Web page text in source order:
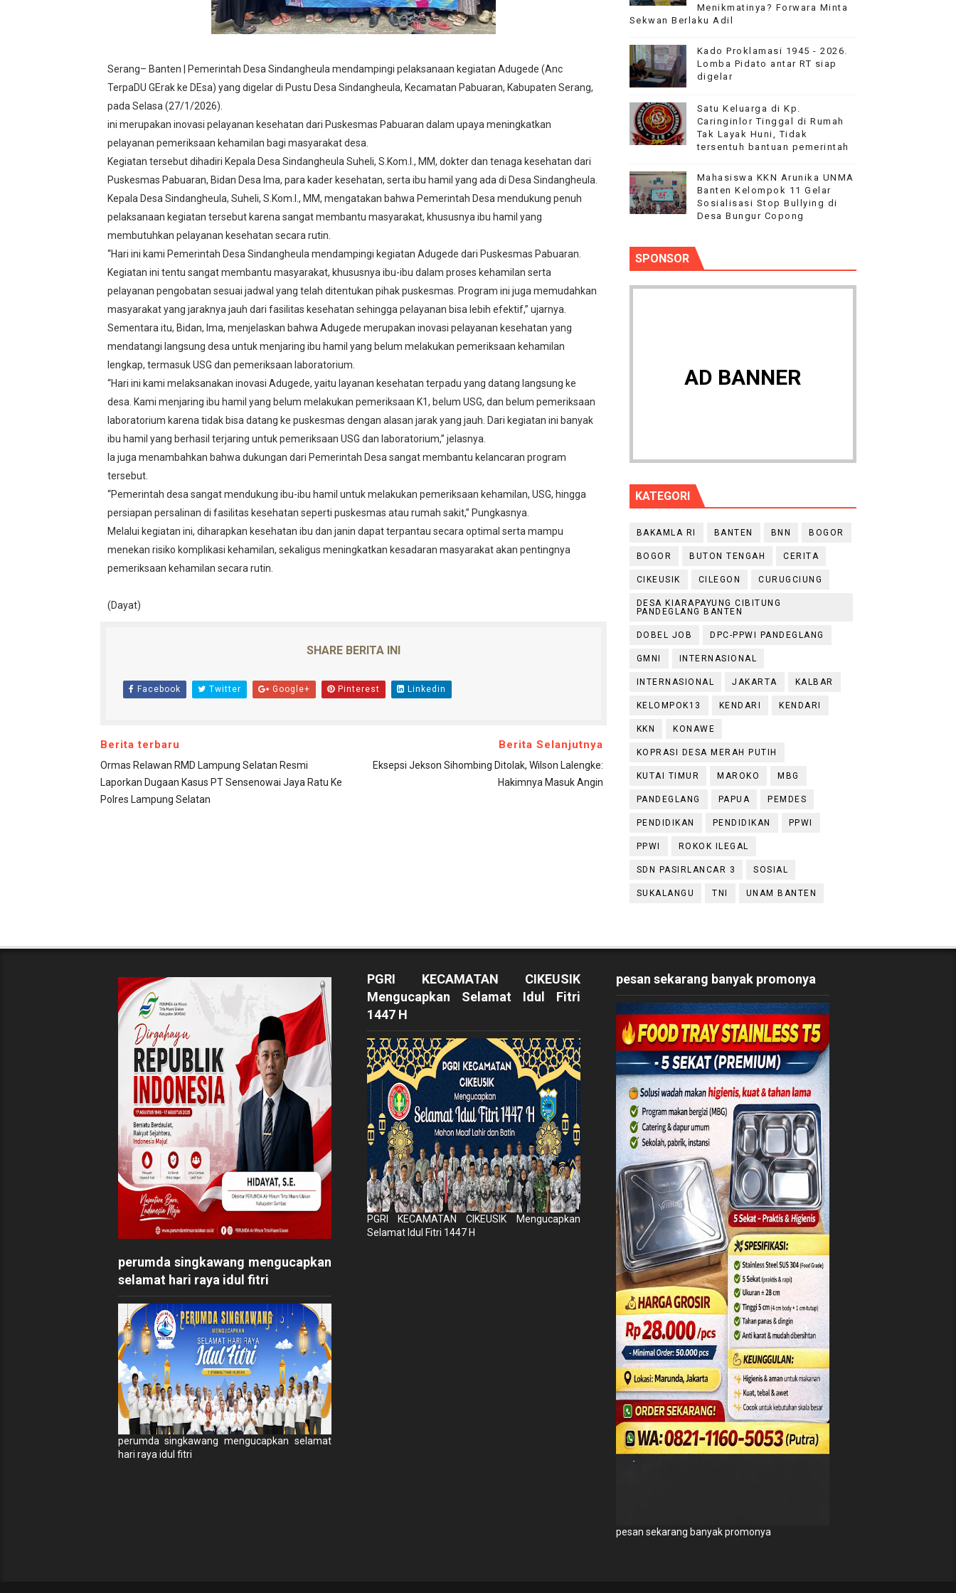
BPN PAREPARE: SERTIFIKAT DISERAHKAN TANPA IZIN, LALU DIJUAL BELI GELAP! — PEGAWAI BPN PAREPARE DILAPORKAN KE POLRES
Profesor Minta Presiden RI Perintahkan Semua Aparatur Negara Di Seluruh Indonesia Tertibkan bendera luntur kusam dan Pasang Bendera
BM PAN Kabupaten Pandeglang Gelar "Goes To School", Tanamkan Semangat Kebangsaan kepada Pelajar Membangun Generasi Berkarakter
Kapolres Sanggau AKBP Kadek Ary Mahardika Kunjungi Pos Kotis Satgas Pamtas RI-Malaysia Yonarmed 19/Bogani, Perkuat Sinergitas TNI-Polri
Satgas Pamtas RI-Malaysia Yonarmed 19/Bogani Tanamkan Disiplin dan Jiwa Kepemimpinan kepada Pelajar SMPN 1 Entikong
Serang– Banten | Pemerintah Desa Sindangheula mendampingi pelaksanaan kegiatan Adugede (Anc
TerpaDU GErak ke DEsa) yang digelar di Pustu Desa Sindangheula, Kecamatan Pabuaran, Kabupaten Serang,
pada Selasa (27/1/2026).
ini merupakan inovasi pelayanan kesehatan dari Puskesmas Pabuaran dalam upaya meningkatkan
pelayanan pemeriksaan kehamilan bagi masyarakat desa.
Kegiatan tersebut dihadiri Kepala Desa Sindangheula Suheli, S.Kom.I., MM, dokter dan tenaga kesehatan dari
Puskesmas Pabuaran, Bidan Desa Ima, para kader kesehatan, serta ibu hamil yang ada di Desa Sindangheula.
Kepala Desa Sindangheula, Suheli, S.Kom.I., MM, mengatakan bahwa Pemerintah Desa mendukung penuh
pelaksanaan kegiatan tersebut karena sangat membantu masyarakat, khususnya ibu hamil yang
membutuhkan pelayanan kesehatan secara rutin.
“Hari ini kami Pemerintah Desa Sindangheula mendampingi kegiatan Adugede dari Puskesmas Pabuaran.
Kegiatan ini tentu sangat membantu masyarakat, khususnya ibu-ibu dalam proses kehamilan serta
pelayanan pengobatan sesuai jadwal yang telah ditentukan pihak puskesmas. Program ini juga memudahkan
masyarakat yang jaraknya jauh dari fasilitas kesehatan sehingga pelayanan bisa lebih efektif,” ujarnya.
Sementara itu, Bidan, Ima, menjelaskan bahwa Adugede merupakan inovasi pelayanan kesehatan yang
mendatangi langsung desa untuk menjaring ibu hamil yang belum melakukan pemeriksaan kehamilan
lengkap, termasuk USG dan pemeriksaan laboratorium.
“Hari ini kami melaksanakan inovasi Adugede, yaitu layanan kesehatan terpadu yang datang langsung ke
desa. Kami menjaring ibu hamil yang belum melakukan pemeriksaan K1, belum USG, dan belum pemeriksaan
laboratorium karena tidak bisa datang ke puskesmas dengan alasan jarak yang jauh. Dari kegiatan ini banyak
ibu hamil yang berhasil terjaring untuk pemeriksaan USG dan laboratorium,” jelasnya.
Ia juga menambahkan bahwa dukungan dari Pemerintah Desa sangat membantu kelancaran program
tersebut.
“Pemerintah desa sangat mendukung ibu-ibu hamil untuk melakukan pemeriksaan kehamilan, USG, hingga
persiapan persalinan di fasilitas kesehatan seperti puskesmas atau rumah sakit,” Pungkasnya.
Melalui kegiatan ini, diharapkan kesehatan ibu dan janin dapat terpantau secara optimal serta mampu
menekan risiko komplikasi kehamilan, sekaligus meningkatkan kesadaran masyarakat akan pentingnya
pemeriksaan kehamilan secara rutin.
(Dayat)
SHARE BERITA INI
Facebook Twitter Google+ Pinterest Linkedin
Berita terbaru
Ormas Relawan RMD Lampung Selatan Resmi
Laporkan Dugaan Kasus PT Sensenowai Jaya Ratu Ke
Polres Lampung Selatan
Berita Selanjutnya
Eksepsi Jekson Sihombing Ditolak, Wilson Lalengke:
Hakimnya Masuk Angin
Menikmatinya? Forwara Minta
Sekwan Berlaku Adil
Kado Proklamasi 1945 - 2026.
Lomba Pidato antar RT siap
digelar
Satu Keluarga di Kp.
Caringinlor Tinggal di Rumah
Tak Layak Huni, Tidak
tersentuh bantuan pemerintah
Mahasiswa KKN Arunika UNMA
Banten Kelompok 11 Gelar
Sosialisasi Stop Bullying di
Desa Bungur Copong
SPONSOR
AD BANNER
KATEGORI
BAKAMLA RI BANTEN BNN BOGOR
BOGOR BUTON TENGAH CERITA
CIKEUSIK CILEGON CURUGCIUNG
DESA KIARAPAYUNG CIBITUNG
PANDEGLANG BANTEN
DOBEL JOB DPC-PPWI PANDEGLANG
GMNI INTERNASIONAL
INTERNASIONAL JAKARTA KALBAR
KELOMPOK13 KENDARI KENDARI
KKN KONAWE
KOPRASI DESA MERAH PUTIH
KUTAI TIMUR MAROKO MBG
PANDEGLANG PAPUA PEMDES
PENDIDIKAN PENDIDIKAN PPWI
PPWI ROKOK ILEGAL
SDN PASIRLANCAR 3 SOSIAL
SUKALANGU TNI UNAM BANTEN
perumda singkawang mengucapkan
selamat hari raya idul fitri
perumda singkawang mengucapkan selamat
hari raya idul fitri
PGRI KECAMATAN CIKEUSIK
Mengucapkan Selamat Idul Fitri
1447 H
PGRI KECAMATAN CIKEUSIK Mengucapkan
Selamat Idul Fitri 1447 H
pesan sekarang banyak promonya
pesan sekarang banyak promonya